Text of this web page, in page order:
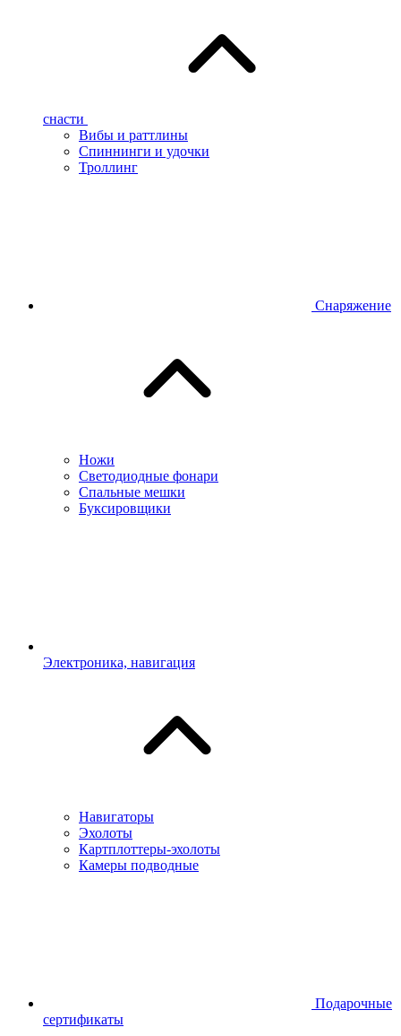
снасти
Вибы и раттлины
Спиннинги и удочки
Троллинг
Снаряжение
Ножи
Светодиодные фонари
Спальные мешки
Буксировщики
Электроника, навигация
Навигаторы
Эхолоты
Картплоттеры-эхолоты
Камеры подводные
Подарочные
сертификаты